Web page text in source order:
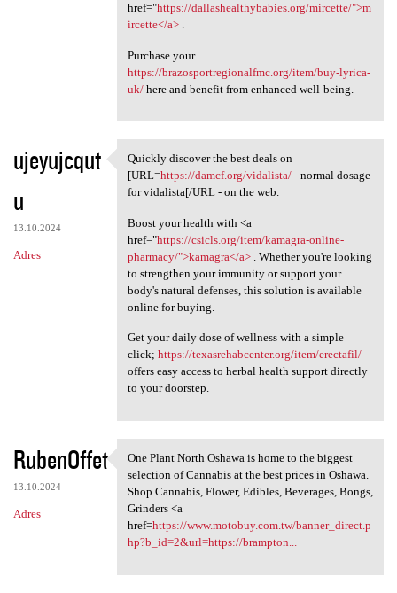
href="https://dallashealthybabies.org/mircette/">m
ircette</a>.
Purchase your
https://brazosportregionalfmc.org/item/buy-lyrica-
uk/here and benefit from enhanced well-being.
ujeyujcqut
u
13.10.2024
Adres
Quickly discover the best
Quickly discover the best deals on
[URL=https://damcf.org/vidalista/- normal dosage
for vidalista[/URL - on the web.
Boost your health with <a
href="https://csicls.org/item/kamagra-online-
pharmacy/">kamagra</a>. Whether you're looking
to strengthen your immunity or support your
body's natural defenses, this solution is available
online for buying.
Get your daily dose of wellness with a simple
click; https://texasrehabcenter.org/item/erectafil/
offers easy access to herbal health support directly
to your doorstep.
RubenOffet
13.10.2024
Adres
One Plant North Oshawa is
One Plant North Oshawa is home to the biggest
selection of Cannabis at the best prices in Oshawa.
Shop Cannabis, Flower, Edibles, Beverages, Bongs,
Grinders <a
href=https://www.motobuy.com.tw/banner_direct.p
hp?b_id=2&url=https://brampton...